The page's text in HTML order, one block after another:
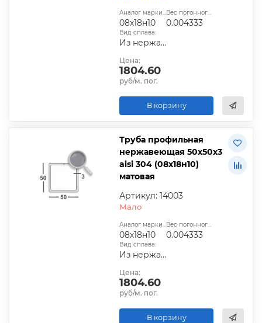
Аналог марки стали:
08х18н10
Вес погонного метра, т.:
0.004333
Вид сплава:
Из нержавеющей стали
Цена:
1804.60
руб/м. пог.
В корзину
Труба профильная
нержавеющая 50х50х3
aisi 304 (08х18н10)
матовая
Артикул: 14003
Мало
Аналог марки стали:
08х18н10
Вес погонного метра, т.:
0.004333
Вид сплава:
Из нержавеющей стали
Цена:
1804.60
руб/м. пог.
В корзину